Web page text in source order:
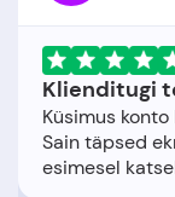
Klienditugi
Küsimus
Sain täpsed